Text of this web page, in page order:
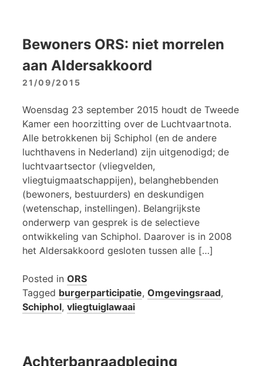
Bewoners ORS: niet morrelen
aan Aldersakkoord
21/09/2015
Woensdag 23 september 2015 houdt de Tweede
Kamer een hoorzitting over de Luchtvaartnota.
Alle betrokkenen bij Schiphol (en de andere
luchthavens in Nederland) zijn uitgenodigd; de
luchtvaartsector (vliegvelden,
vliegtuigmaatschappijen), belanghebbenden
(bewoners, bestuurders) en deskundigen
(wetenschap, instellingen). Belangrijkste
onderwerp van gesprek is de selectieve
ontwikkeling van Schiphol. Daarover is in 2008
het Aldersakkoord gesloten tussen alle […]
Posted in ORS
Tagged burgerparticipatie, Omgevingsraad,
Schiphol, vliegtuiglawaai
Achterbanraadpleging